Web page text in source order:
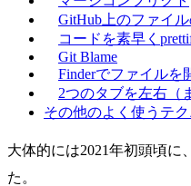
GitHub上のファイ
コードを素早く
Git Blame
Finderでファイルを
2つのタブを左右（
その他のよく使うテ
大体的には2021年初頭頃に
た。